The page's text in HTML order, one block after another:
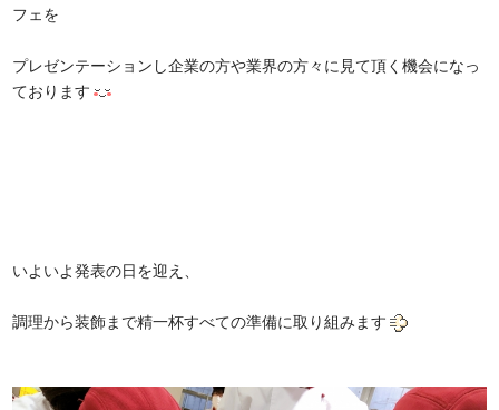
フェを
プレゼンテーションし企業の方や業界の方々に見て頂く機会になっ
ております
いよいよ発表の日を迎え、
調理から装飾まで精一杯すべての準備に取り組みます